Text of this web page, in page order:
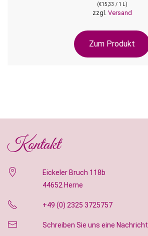
(€15,33 / 1 L)
zzgl. Versand
Zum Produkt
Kontakt
Eickeler Bruch 118b
44652 Herne
+49 (0) 2325 3725757
Schreiben Sie uns eine Nachricht